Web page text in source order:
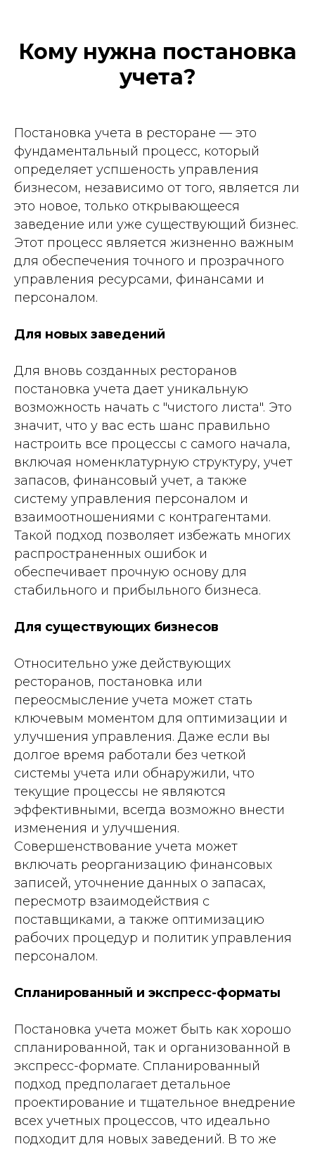
Кому нужна постановка
учета?
Постановка учета в ресторане — это
фундаментальный процесс, который
определяет успшеность управления
бизнесом, независимо от того, является ли
это новое, только открывающееся
заведение или уже существующий бизнес.
Этот процесс является жизненно важным
для обеспечения точного и прозрачного
управления ресурсами, финансами и
персоналом.
Для новых заведений
Для вновь созданных ресторанов
постановка учета дает уникальную
возможность начать с "чистого листа". Это
значит, что у вас есть шанс правильно
настроить все процессы с самого начала,
включая номенклатурную структуру, учет
запасов, финансовый учет, а также
систему управления персоналом и
взаимоотношениями с контрагентами.
Такой подход позволяет избежать многих
распространенных ошибок и
обеспечивает прочную основу для
стабильного и прибыльного бизнеса.
Для существующих бизнесов
Относительно уже действующих
ресторанов, постановка или
переосмысление учета может стать
ключевым моментом для оптимизации и
улучшения управления. Даже если вы
долгое время работали без четкой
системы учета или обнаружили, что
текущие процессы не являются
эффективными, всегда возможно внести
изменения и улучшения.
Совершенствование учета может
включать реорганизацию финансовых
записей, уточнение данных о запасах,
пересмотр взаимодействия с
поставщиками, а также оптимизацию
рабочих процедур и политик управления
персоналом.
Спланированный и экспресс-форматы
Постановка учета может быть как хорошо
спланированной, так и организованной в
экспресс-формате. Спланированный
подход предполагает детальное
проектирование и тщательное внедрение
всех учетных процессов, что идеально
подходит для новых заведений. В то же